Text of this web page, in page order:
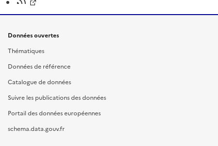
Données ouvertes
Thématiques
Données de référence
Catalogue de données
Suivre les publications des données
Portail des données européennes
schema.data.gouv.fr